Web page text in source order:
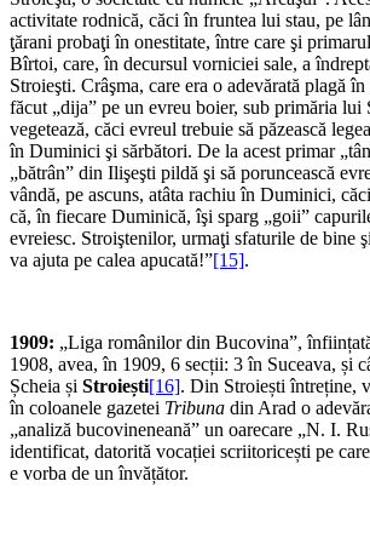
activitate rodnică, căci în fruntea lui stau, pe
ţărani probaţi în onestitate, între care şi
Bîrtoi, care, în decursul vorniciei sale, a
Stroieşti. Crâşma, care era o adevărată plagă
făcut „dija” pe un evreu boier, sub primăria lui
vegetează, căci evreul trebuie să păzească
în Duminici şi sărbători. De la acest primar
„bătrân” din Ilişeşti pildă şi să poruncească
vândă, pe ascuns, atâta rachiu în Duminici,
că, în fiecare Duminică, îşi sparg „goii”
evreiesc. Stroiştenilor, urmaţi sfaturile de bine
va ajuta pe calea apucată!”[15].
1909: „Liga românilor din Bucovina”,
1908, avea, în 1909, 6 secții: 3 în Suceava, și
Șcheia și Stroiești[16]. Din Stroiești întreține,
în coloanele gazetei Tribuna din Arad o
„analiză bucovineneană” un oarecare „N. I.
identificat, datorită vocației scriitoricești pe
e vorba de un învățător.